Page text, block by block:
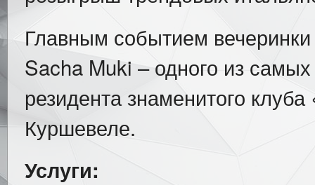
Главным событием
Sacha Muki – одного из
резидента знаменитого
Куршевеле.
Услуги: